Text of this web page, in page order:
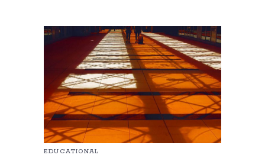
EDUCATIONAL